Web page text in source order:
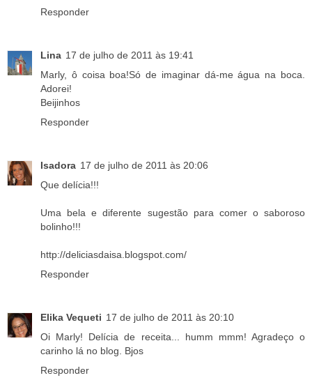
Responder
Lina 17 de julho de 2011 às 19:41
Marly, ô coisa boa!Só de imaginar dá-me água na boca.
Adorei!
Beijinhos
Responder
Isadora 17 de julho de 2011 às 20:06
Que delícia!!!
Uma bela e diferente sugestão para comer o saboroso
bolinho!!!
http://deliciasdaisa.blogspot.com/
Responder
Elika Vequeti 17 de julho de 2011 às 20:10
Oi Marly! Delícia de receita... humm mmm! Agradeço o
carinho lá no blog. Bjos
Responder